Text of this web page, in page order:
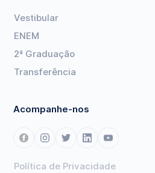
Vestibular
ENEM
2ª Graduação
Transferência
Acompanhe-nos
Política de Privacidade